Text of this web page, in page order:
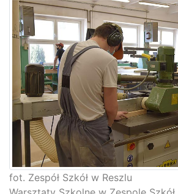
fot. Zespół Szkół w Reszlu